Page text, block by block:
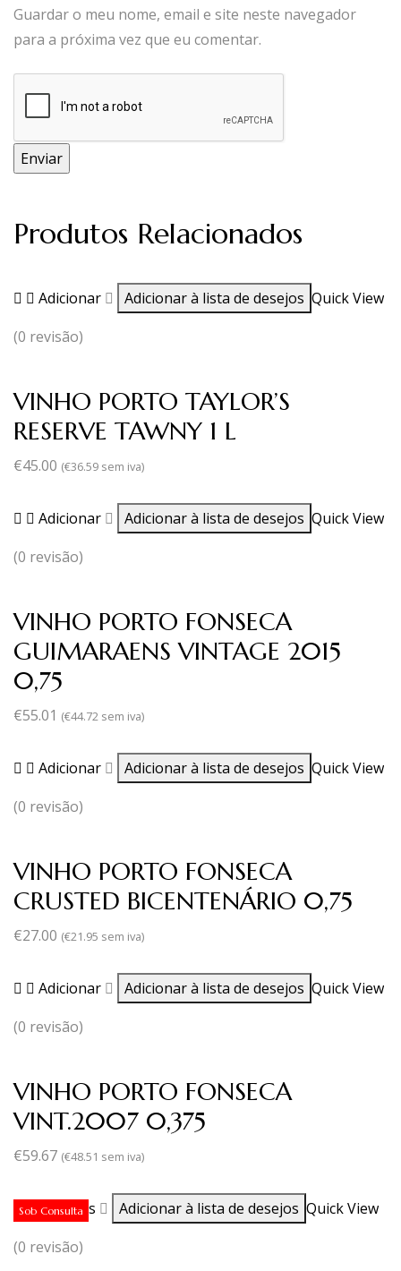
Guardar o meu nome, email e site neste navegador
para a próxima vez que eu comentar.
Produtos Relacionados
Adicionar Adicionar à lista de desejos Quick View
(0 revisão)
VINHO PORTO TAYLOR’S
RESERVE TAWNY 1 L
€45.00 (€36.59 sem iva)
Adicionar Adicionar à lista de desejos Quick View
(0 revisão)
VINHO PORTO FONSECA
GUIMARAENS VINTAGE 2015
0,75
€55.01 (€44.72 sem iva)
Adicionar Adicionar à lista de desejos Quick View
(0 revisão)
VINHO PORTO FONSECA
CRUSTED BICENTENÁRIO 0,75
€27.00 (€21.95 sem iva)
Adicionar Adicionar à lista de desejos Quick View
(0 revisão)
VINHO PORTO FONSECA
VINT.2007 0,375
€59.67 (€48.51 sem iva)
Sob Consulta
Ler mais Adicionar à lista de desejos Quick View
(0 revisão)